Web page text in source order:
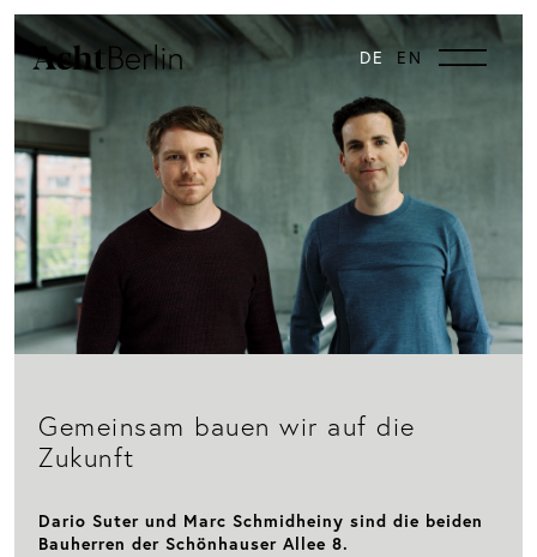
DE EN
Gemeinsam bauen wir auf die
Zukunft
Dario Suter und Marc Schmidheiny sind die beiden
Bauherren der Schönhauser Allee 8.